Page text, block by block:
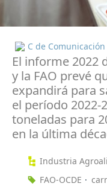
C de
El informe 2022
y la FAO prevé
expandirá para
el período 2022-
toneladas para
en la última
Industria
FAO-OCDE